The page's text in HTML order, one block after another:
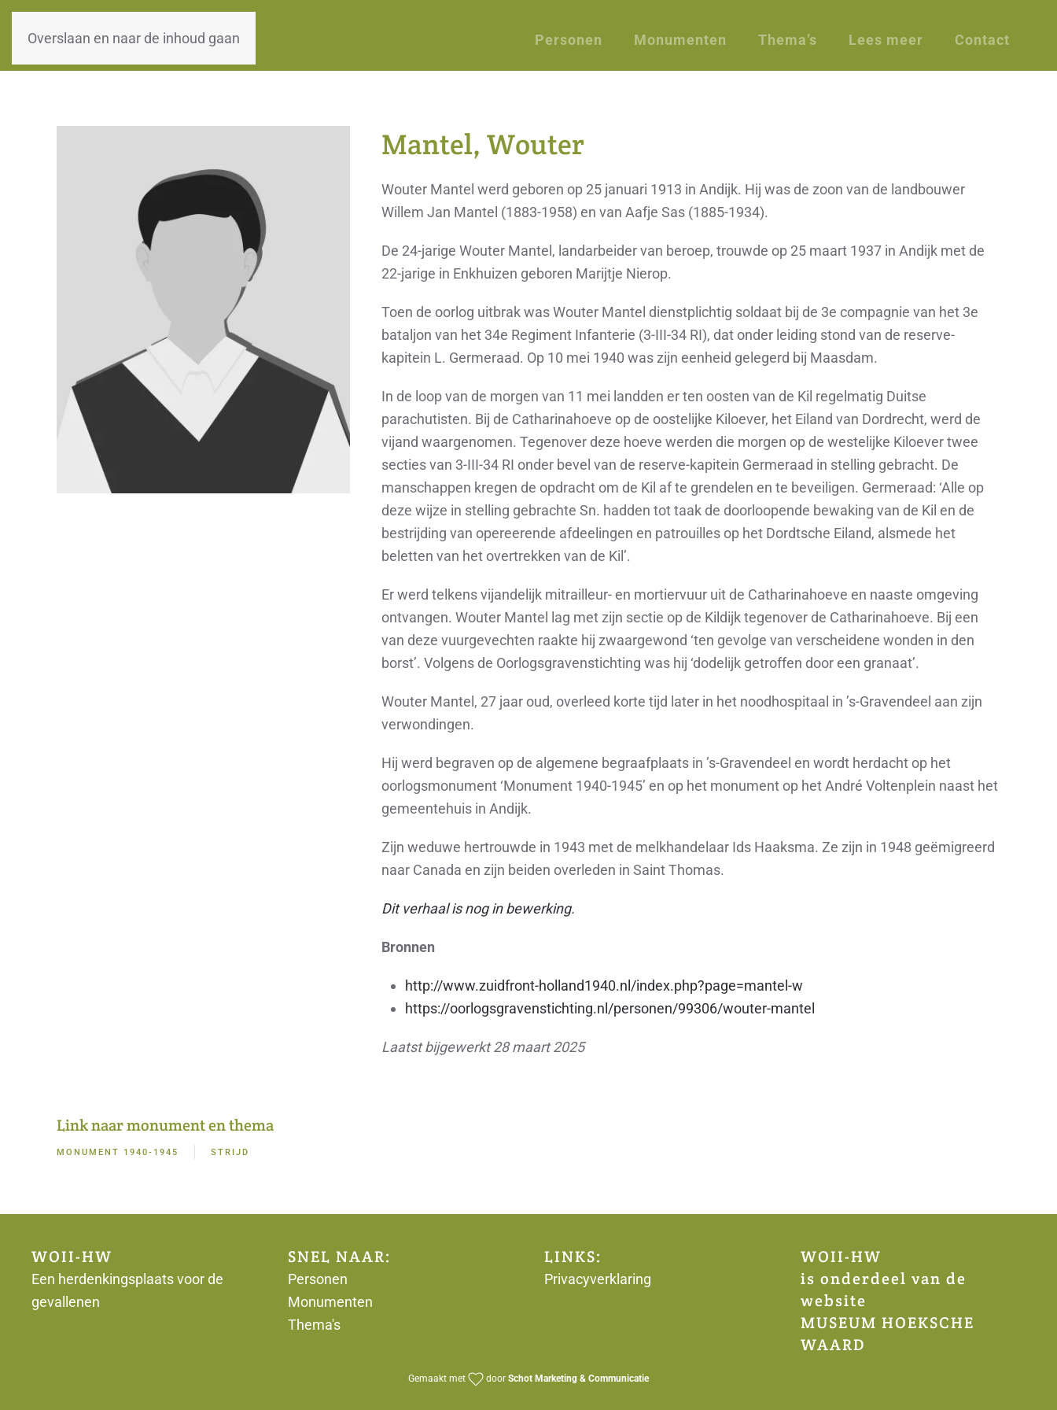
Overslaan en naar de inhoud gaan
WOII-HW Personen Monumenten Thema’s Lees meer Contact
Mantel, Wouter
Wouter Mantel werd geboren op 25 januari 1913 in Andijk. Hij was de zoon van de landbouwer
Willem Jan Mantel (1883-1958) en van Aafje Sas (1885-1934).
De 24-jarige Wouter Mantel, landarbeider van beroep, trouwde op 25 maart 1937 in Andijk met de
22-jarige in Enkhuizen geboren Marijtje Nierop.
Toen de oorlog uitbrak was Wouter Mantel dienstplichtig soldaat bij de 3e compagnie van het 3e
bataljon van het 34e Regiment Infanterie (3-III-34 RI), dat onder leiding stond van de reserve-
kapitein L. Germeraad. Op 10 mei 1940 was zijn eenheid gelegerd bij Maasdam.
In de loop van de morgen van 11 mei landden er ten oosten van de Kil regelmatig Duitse
parachutisten. Bij de Catharinahoeve op de oostelijke Kiloever, het Eiland van Dordrecht, werd de
vijand waargenomen. Tegenover deze hoeve werden die morgen op de westelijke Kiloever twee
secties van 3-III-34 RI onder bevel van de reserve-kapitein Germeraad in stelling gebracht. De
manschappen kregen de opdracht om de Kil af te grendelen en te beveiligen. Germeraad: ‘Alle op
deze wijze in stelling gebrachte Sn. hadden tot taak de doorloopende bewaking van de Kil en de
bestrijding van opereerende afdeelingen en patrouilles op het Dordtsche Eiland, alsmede het
beletten van het overtrekken van de Kil’.
Er werd telkens vijandelijk mitrailleur- en mortiervuur uit de Catharinahoeve en naaste omgeving
ontvangen. Wouter Mantel lag met zijn sectie op de Kildijk tegenover de Catharinahoeve. Bij een
van deze vuurgevechten raakte hij zwaargewond ‘ten gevolge van verscheidene wonden in den
borst’. Volgens de Oorlogsgravenstichting was hij ‘dodelijk getroffen door een granaat’.
Wouter Mantel, 27 jaar oud, overleed korte tijd later in het noodhospitaal in ’s-Gravendeel aan zijn
verwondingen.
Hij werd begraven op de algemene begraafplaats in ’s-Gravendeel en wordt herdacht op het
oorlogsmonument ‘Monument 1940-1945’ en op het monument op het André Voltenplein naast het
gemeentehuis in Andijk.
Zijn weduwe hertrouwde in 1943 met de melkhandelaar Ids Haaksma. Ze zijn in 1948 geëmigreerd
naar Canada en zijn beiden overleden in Saint Thomas.
Dit verhaal is nog in bewerking.
Bronnen
http://www.zuidfront-holland1940.nl/index.php?page=mantel-w
https://oorlogsgravenstichting.nl/personen/99306/wouter-mantel
Laatst bijgewerkt 28 maart 2025
Link naar monument en thema
MONUMENT 1940-1945 STRIJD
WOII-HW
Een herdenkingsplaats voor de
gevallenen
SNEL NAAR:
Personen
Monumenten
Thema's
LINKS:
Privacyverklaring
WOII-HW
is onderdeel van de
website
MUSEUM HOEKSCHE
WAARD
Gemaakt met door Schot Marketing & Communicatie